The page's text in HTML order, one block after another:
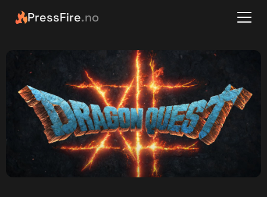
PressFire.no